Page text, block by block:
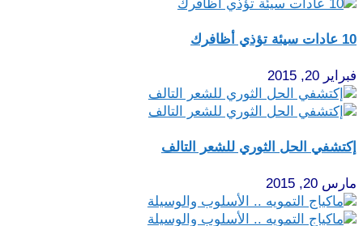
10 عادات سيئة تؤذي أظافرك
فبراير 20, 2015
إكتشفي الحل الثوري للشعر التالف
مارس 20, 2015